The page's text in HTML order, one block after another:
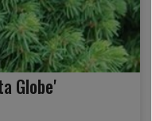
Globe'